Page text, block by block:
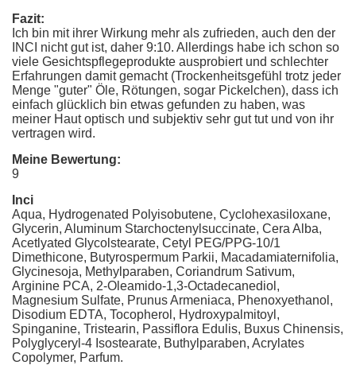
Fazit:
Ich bin mit ihrer Wirkung mehr als zufrieden, auch den der
INCI nicht gut ist, daher 9:10. Allerdings habe ich schon so
viele Gesichtspflegeprodukte ausprobiert und schlechter
Erfahrungen damit gemacht (Trockenheitsgefühl trotz jeder
Menge "guter" Öle, Rötungen, sogar Pickelchen), dass ich
einfach glücklich bin etwas gefunden zu haben, was
meiner Haut optisch und subjektiv sehr gut tut und von ihr
vertragen wird.
Meine Bewertung:
9
Inci
Aqua, Hydrogenated Polyisobutene, Cyclohexasiloxane,
Glycerin, Aluminum Starchoctenylsuccinate, Cera Alba,
Acetlyated Glycolstearate, Cetyl PEG/PPG-10/1
Dimethicone, Butyrospermum Parkii, Macadamiaternifolia,
Glycinesoja, Methylparaben, Coriandrum Sativum,
Arginine PCA, 2-Oleamido-1,3-Octadecanediol,
Magnesium Sulfate, Prunus Armeniaca, Phenoxyethanol,
Disodium EDTA, Tocopherol, Hydroxypalmitoyl,
Spinganine, Tristearin, Passiflora Edulis, Buxus Chinensis,
Polyglyceryl-4 Isostearate, Buthylparaben, Acrylates
Copolymer, Parfum.